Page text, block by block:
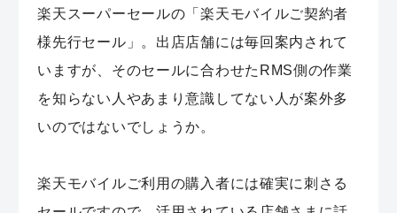
楽天スーパーセールの「楽天モバイルご契約者
様先行セール」。出店店舗には毎回案内されて
いますが、そのセールに合わせたRMS側の作業
を知らない人やあまり意識してない人が案外多
いのではないでしょうか。
楽天モバイルご利用の購入者には確実に刺さる